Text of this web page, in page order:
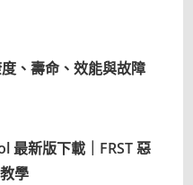
、壽命、效能與故障
最新版下載｜FRST 惡
學